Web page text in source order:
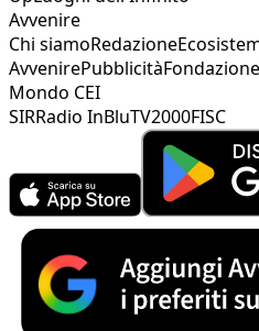
Avvenire
Chi siamoRedazione
AvvenirePubblicità
Mondo CEI
SIRRadio InBluTV2000FISC